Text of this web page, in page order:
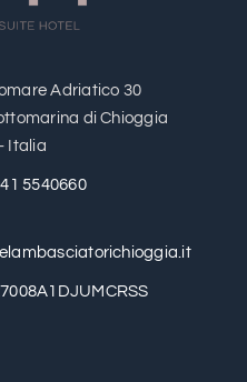
Adriatico 30
di Chioggia
Italia
5540660